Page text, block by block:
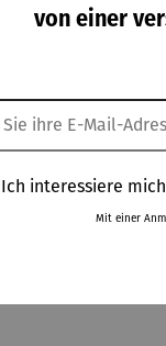
von einer
Ich interessiere
Mit einer